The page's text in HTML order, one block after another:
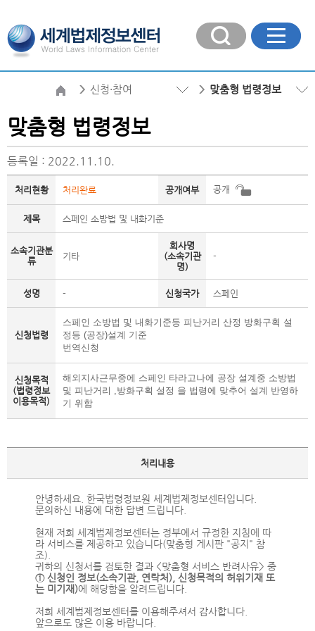
신청·참여 맞춤형 법령정보
맞춤형 법령정보
등록일 : 2022.11.10.
처리현황 처리완료 공개여부 공개
제목 스페인 소방법 및 내화기준
소속기관분
류
기타
회사명
(소속기관
명)
-
성명 - 신청국가 스페인
신청법령
스페인 소방법 및 내화기준등 피난거리 산정 방화구획 설
정등 (공장)설계 기준
번역신청
신청목적
(법령정보
이용목적)
해외지사근무중에 스페인 타라고나에 공장 설계중 소방법
및 피난거리 ,방화구획 설정 을 법령에 맞추어 설계 반영하
기 위함
처리내용
안녕하세요. 한국법령정보원 세계법제정보센터입니다.
문의하신 내용에 대한 답변 드립니다.
현재 저희 세계법제정보센터는 정부에서 규정한 지침에 따
라 서비스를 제공하고 있습니다(맞춤형 게시판 "공지" 참
조).
귀하의 신청서를 검토한 결과 <맞춤형 서비스 반려사유> 중
① 신청인 정보(소속기관, 연락처), 신청목적의 허위기재 또
는 미기재)에 해당함을 알려드립니다.
저희 세계법제정보센터를 이용해주셔서 감사합니다.
앞으로도 많은 이용 바랍니다.